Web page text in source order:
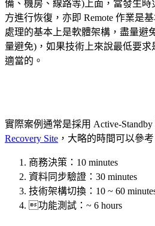
備、機房、線路等)上面，當發生
方進行恢復，亦即 Remote 作業是
處理的基本上是軟體架構，盡量避
量避免)，如果技術上來說最低要求
適當的。
實際案例通常是採用 Active-
Recovery Site ，大略的時間可以參
商務決策：10 minutes
資料同步驗證：30 minutes
技術架構切換：10 ~ 60
功能測試：~ 6 hours